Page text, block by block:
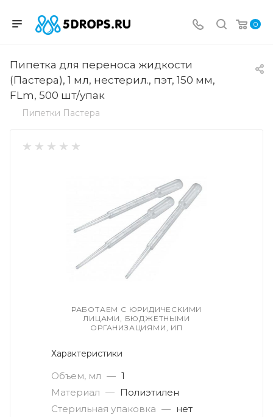
0
Пипетка для переноса жидкости
(Пастера), 1 мл, нестерил., пэт, 150 мм,
FLm, 500 шт/упак
Пипетки Пастера
РАБОТАЕМ С ЮРИДИЧЕСКИМИ
ЛИЦАМИ, БЮДЖЕТНЫМИ
ОРГАНИЗАЦИЯМИ, ИП
Характеристики
Объем, мл — 1
Материал — Полиэтилен
Стерильная упаковка — нет